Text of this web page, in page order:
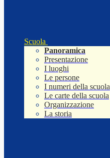
Scuola
Panoramica
Presentazione
I luoghi
Le persone
I numeri della scuola
Le carte della scuola
Organizzazione
La storia